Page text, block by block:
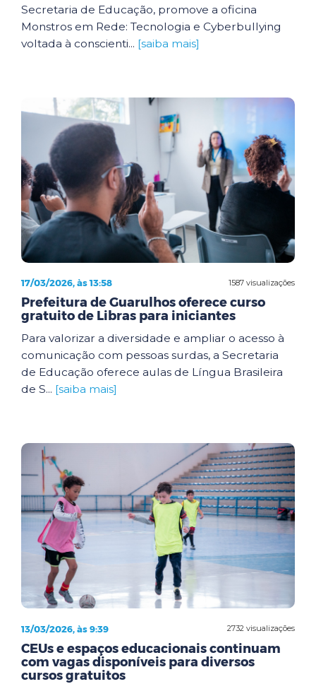
Secretaria de Educação, promove a oficina
Monstros em Rede: Tecnologia e Cyberbullying
voltada à conscienti... [saiba mais]
1587 visualizações
17/03/2026, às 13:58
Prefeitura de Guarulhos oferece curso
gratuito de Libras para iniciantes
Para valorizar a diversidade e ampliar o acesso à
comunicação com pessoas surdas, a Secretaria
de Educação oferece aulas de Língua Brasileira
de S... [saiba mais]
2732 visualizações
13/03/2026, às 9:39
CEUs e espaços educacionais continuam
com vagas disponíveis para diversos
cursos gratuitos